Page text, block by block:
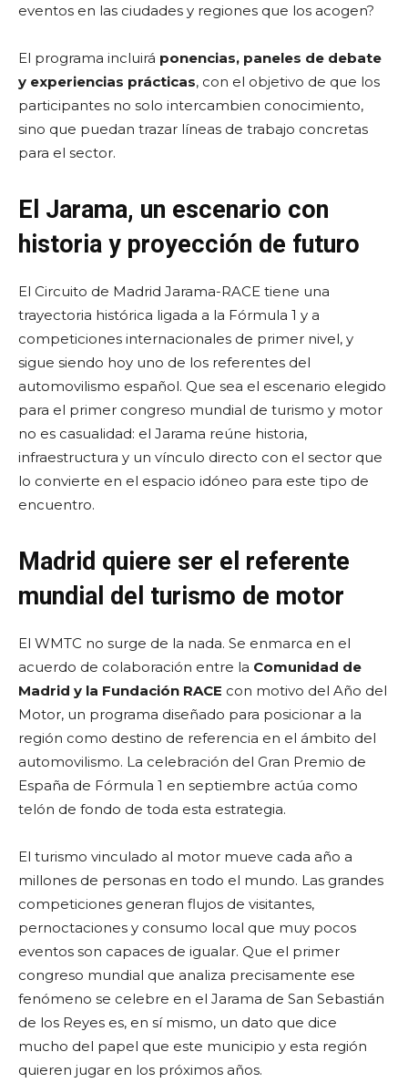
eventos en las ciudades y regiones que los acogen?
El programa incluirá ponencias, paneles de debate
y experiencias prácticas, con el objetivo de que los
participantes no solo intercambien conocimiento,
sino que puedan trazar líneas de trabajo concretas
para el sector.
El Jarama, un escenario con
historia y proyección de futuro
El Circuito de Madrid Jarama-RACE tiene una
trayectoria histórica ligada a la Fórmula 1 y a
competiciones internacionales de primer nivel, y
sigue siendo hoy uno de los referentes del
automovilismo español. Que sea el escenario elegido
para el primer congreso mundial de turismo y motor
no es casualidad: el Jarama reúne historia,
infraestructura y un vínculo directo con el sector que
lo convierte en el espacio idóneo para este tipo de
encuentro.
Madrid quiere ser el referente
mundial del turismo de motor
El WMTC no surge de la nada. Se enmarca en el
acuerdo de colaboración entre la Comunidad de
Madrid y la Fundación RACE con motivo del Año del
Motor, un programa diseñado para posicionar a la
región como destino de referencia en el ámbito del
automovilismo. La celebración del Gran Premio de
España de Fórmula 1 en septiembre actúa como
telón de fondo de toda esta estrategia.
El turismo vinculado al motor mueve cada año a
millones de personas en todo el mundo. Las grandes
competiciones generan flujos de visitantes,
pernoctaciones y consumo local que muy pocos
eventos son capaces de igualar. Que el primer
congreso mundial que analiza precisamente ese
fenómeno se celebre en el Jarama de San Sebastián
de los Reyes es, en sí mismo, un dato que dice
mucho del papel que este municipio y esta región
quieren jugar en los próximos años.